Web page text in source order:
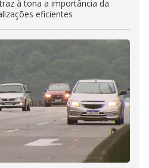
à tona a importância da
eficientes